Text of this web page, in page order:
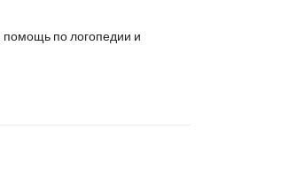
помощь по логопедии и